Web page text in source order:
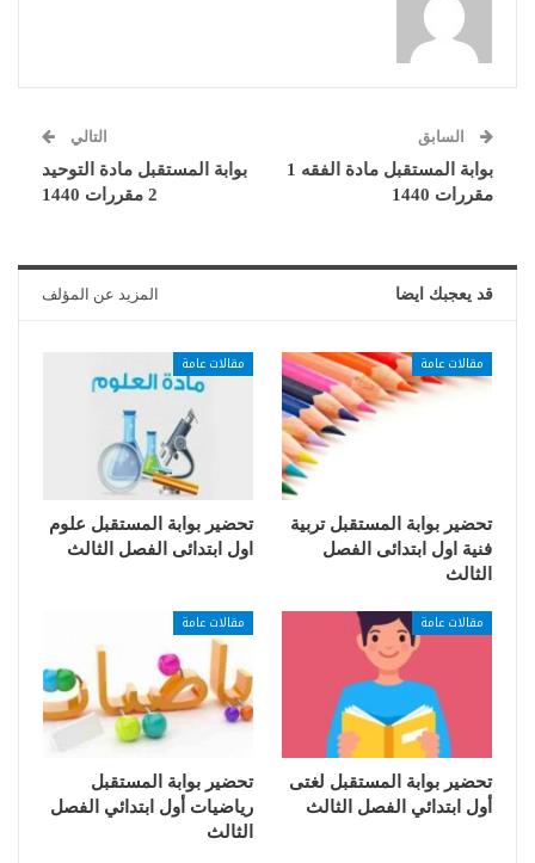
السابق
بوابة المستقبل مادة الفقه 1
مقررات 1440
التالي
بوابة المستقبل مادة التوحيد
2 مقررات 1440
قد يعجبك ايضا المزيد عن المؤلف
مقالات عامة
تحضير بوابة المستقبل تربية
فنية اول ابتدائى الفصل
الثالث
مقالات عامة
تحضير بوابة المستقبل علوم
اول ابتدائى الفصل الثالث
مقالات عامة
تحضير بوابة المستقبل لغتى
أول ابتدائي الفصل الثالث
مقالات عامة
تحضير بوابة المستقبل
رياضيات أول ابتدائي الفصل
الثالث